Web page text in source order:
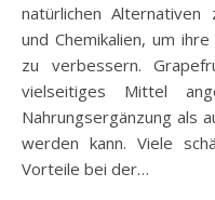
natürlichen Alternativen
und Chemikalien, um
zu verbessern.
vielseitiges Mittel
Nahrungsergänzung als
werden kann. Viele
Vorteile bei der…